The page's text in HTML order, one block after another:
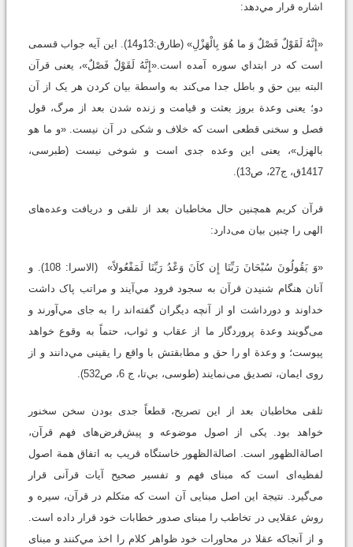
اشاره قرار مي‌دهد:
«إِنَّهُ لَقَوْلٌ فَصْلٌ وَ ما هُوَ بِالْهَزْلِ» (طارق:13و14). این آیه جواب قسمی
است که در ابتداي سوره آمده است.«إِنَّهُ لَقَوْلٌ فَصْلٌ»، یعنی قرآن
البته بین حق و باطل جدا می‌کند به واسطة بیان کردن هر یک از آن
‌دو؛ یعنی وعدة بروز بعثت و قیامت و زنده شدن بعد از مرگ، قول
فصل و سخنی قطعی است که خلاف و شکی در آن نیست. «و ما هو
بالهزل»، یعنی این وعده جدی است و شوخی نیست (طبرسی،
1417ق، ج27، ص13).
قرآن کریم همچنین حال مخاطبان بعد از تلقی و دریافت وعده‌های
الهی را چنین بیان می‌دارد:
«وَ يَقُولُونَ سُبْحَانَ رَبِّنَا إِن كاَنَ وَعْدُ رَبِّنَا لَمَفْعُولاً» (الاسرا: 108). و
آنان هنگام شنیدن قرآن به سجود فرود مي‌آيند و مراتب پاک داشت
خداوند و دورداشت او از آنچه دیگران گفته‌اند را به جای مي‌آورند و
می‌گویند وعدة پروردگار ما از عقاب و ثواب، حتماً به وقوع خواهد
پیوست؛ و وعدة او را حق و مطابقتش با واقع را یقینی مي‌دانند و از
روی ایمان، تصدیق می‌نمایند (طوسی، بي‌تا، ج 6، ص532).
تلقی مخاطبان بعد از این تصریح، قطعاً جدی بودن سخن سخنور
خواهد بود. یکی از اصول موضوعه و پیش‌فرض‌های فهم قرآن،
اصالةالظهور است. اصالةالظهور خاستگاه قریب به اتفاق همة اصول
لفظیه‌ای است که مبنای فهم و تفسیر صحیح آیات قرآنی قرار
می‌گیرد. نتيجة این اصل مبنایی آن است که متکلم در قرآن، سیره و
روش عقلایی در تخاطب را مبنای صدور خطابات خود قرار داده است.
و از آنجاکه عقلا در محاورات خود ظواهر کلام را اخذ مي‌كنند و مبنای